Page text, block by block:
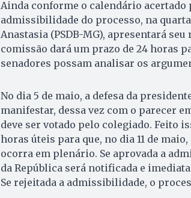
Ainda conforme o calendário acertado
admissibilidade do processo, na
Anastasia (PSDB-MG), apresentará
comissão dará um prazo de 24 horas
senadores possam analisar os
No dia 5 de maio, a defesa da
manifestar, dessa vez com o parecer
deve ser votado pelo colegiado. Feito
horas úteis para que, no dia 11 de
ocorra em plenário. Se aprovada a
da República será notificada e
Se rejeitada a admissibilidade, o